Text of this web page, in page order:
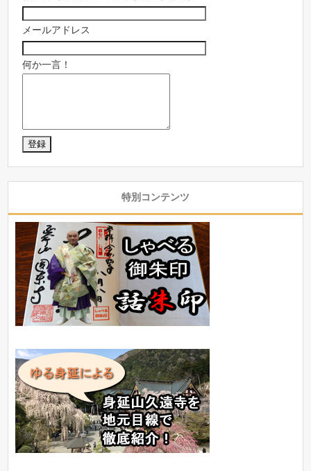
メールアドレス
何か一言！
特別コンテンツ